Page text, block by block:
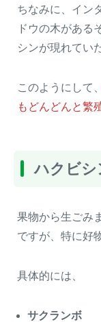
ちなみに、イン
ドウの木がある
シンが現れてい
このようにして、
もどんどんと繁
ハクビシ
果物から生ごみ
ですが、特に好
具体的には、
サクランボ